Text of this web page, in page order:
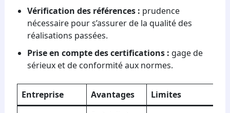
Vérification des références : prudence
nécessaire pour s’assurer de la qualité des
réalisations passées.
Prise en compte des certifications : gage de
sérieux et de conformité aux normes.
Entreprise Avantages Limites